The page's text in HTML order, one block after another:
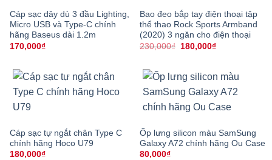
Cáp sạc dây dù 3 đầu Lighting,
Micro USB và Type-C chính
hãng Baseus dài 1.2m
170,000₫
Bao đeo bắp tay điện thoại tập
thể thao Rock Sports Armband
(2020) 3 ngăn cho điện thoại
230,000₫ Giá
180,000₫Giá
180,000₫.
Cáp sạc tự ngắt chân Type C
chính hãng Hoco U79
180,000₫
Ốp lưng silicon màu SamSung
Galaxy A72 chính hãng Ou Case
80,000₫